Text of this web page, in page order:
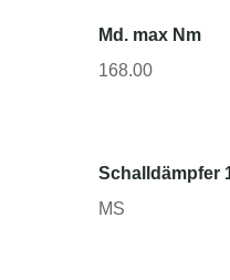
Md. max Nm
168.00
Schalldämpfer
MS